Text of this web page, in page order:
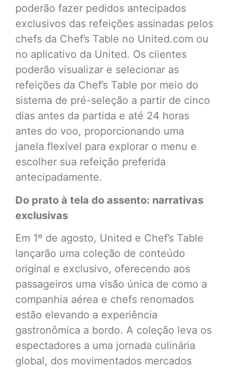
poderão fazer pedidos antecipados
exclusivos das refeições assinadas pelos
chefs da Chef’s Table no United.com ou
no aplicativo da United. Os clientes
poderão visualizar e selecionar as
refeições da Chef’s Table por meio do
sistema de pré-seleção a partir de cinco
dias antes da partida e até 24 horas
antes do voo, proporcionando uma
janela flexível para explorar o menu e
escolher sua refeição preferida
antecipadamente.
Do prato à tela do assento: narrativas
exclusivas
Em 1º de agosto, United e Chef’s Table
lançarão uma coleção de conteúdo
original e exclusivo, oferecendo aos
passageiros uma visão única de como a
companhia aérea e chefs renomados
estão elevando a experiência
gastronômica a bordo. A coleção leva os
espectadores a uma jornada culinária
global, dos movimentados mercados